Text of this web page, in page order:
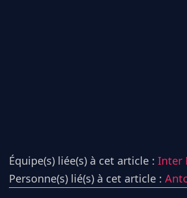
Équipe(s) liée(s) à cet article : Inter
Personne(s) lié(s) à cet article :